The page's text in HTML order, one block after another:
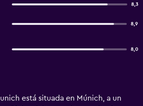
8,3
8,9
8,0
está situada en Múnich, a un